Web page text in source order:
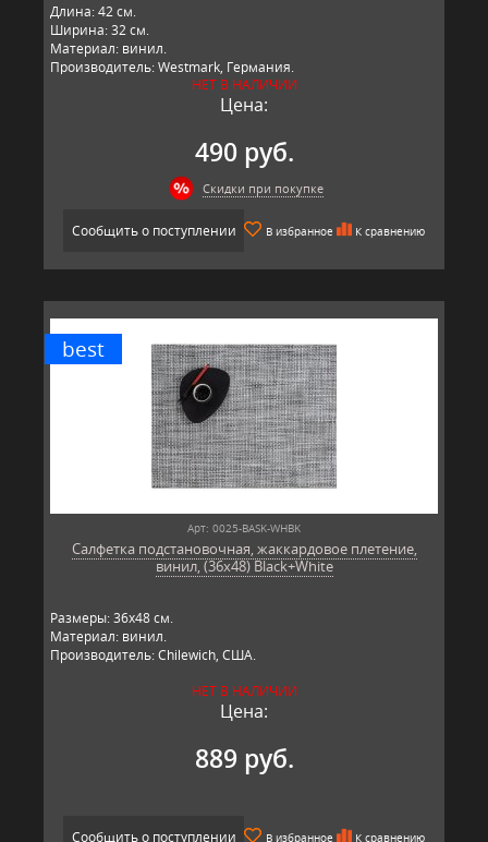
Длина: 42 см.
Ширина: 32 см.
Материал: винил.
Производитель: Westmark, Германия.
НЕТ В НАЛИЧИИ
Цена:
490 руб.
Скидки при покупке
Сообщить о поступлении В избранное К сравнению
best
Арт: 0025-BASK-WHBK
Салфетка подстановочная, жаккардовое плетение,
винил, (36х48) Black+White
Размеры: 36х48 см.
Материал: винил.
Производитель: Chilewich, США.
НЕТ В НАЛИЧИИ
Цена:
889 руб.
Сообщить о поступлении В избранное К сравнению